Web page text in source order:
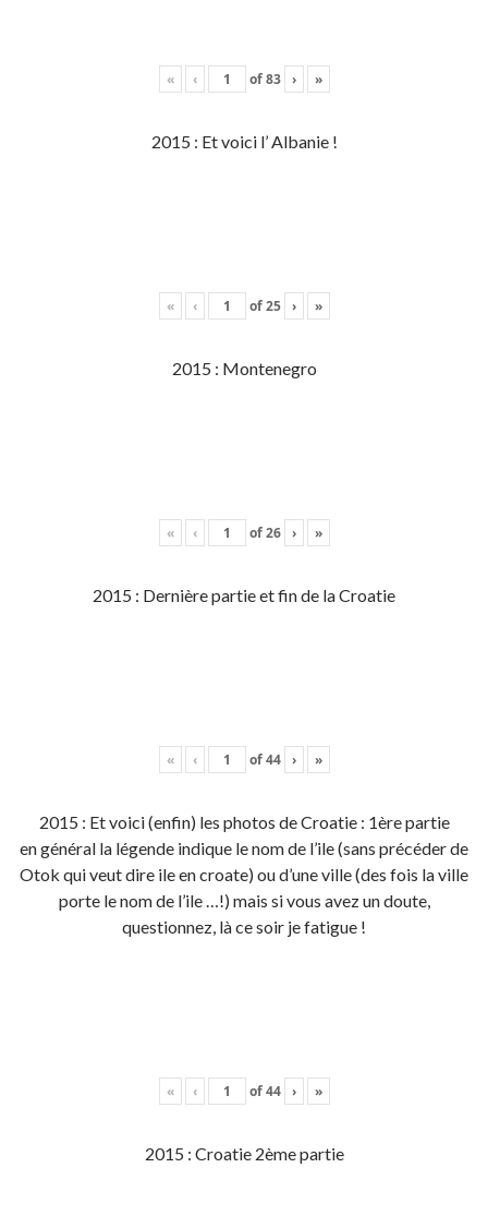
« ‹ of83 › »
2015 : Et voici l’ Albanie !
« ‹ of25 › »
2015 : Montenegro
« ‹ of26 › »
2015 : Dernière partie et fin de la Croatie
« ‹ of44 › »
2015 : Et voici (enfin) les photos de Croatie : 1ère partie
en général la légende indique le nom de l’ile (sans précéder de
Otok qui veut dire ile en croate) ou d’une ville (des fois la ville
porte le nom de l’ile …!) mais si vous avez un doute,
questionnez, là ce soir je fatigue !
« ‹ of44 › »
2015 : Croatie 2ème partie